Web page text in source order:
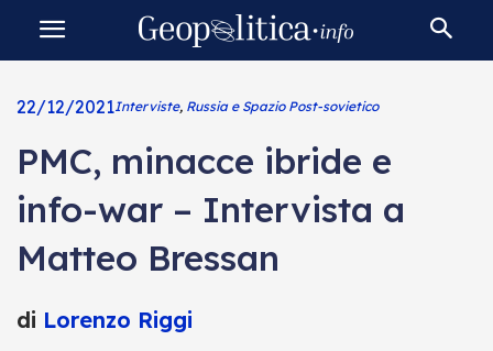
22/12/2021Interviste, Russia e Spazio Post-sovietico
PMC, minacce ibride e
info-war – Intervista a
Matteo Bressan
di Lorenzo Riggi